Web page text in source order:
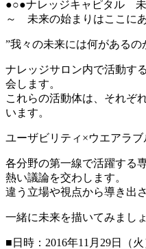
●○●ナレッジキャピタル
～ 未来の始まりはここに
”我々の未来には何があるの
ナレッジサロン内で活動す
会します。
これらの活動体は、それぞ
います。
ユーザビリティ×ウエアラ
各分野の第一線で活躍する
熱い議論を交わします。
違う立場や視点から導き出
一緒に未来を描いてみましょ
■日時：2016年11月29日（